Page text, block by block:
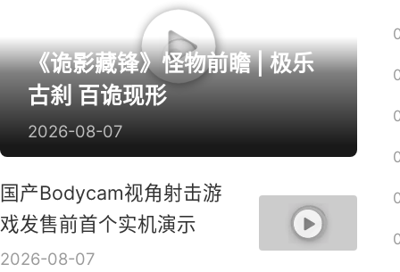
《诡影藏锋》怪物前瞻 | 极乐
古刹 百诡现形
2026-08-07
国产Bodycam视角射击游
戏发售前首个实机演示
2026-08-07